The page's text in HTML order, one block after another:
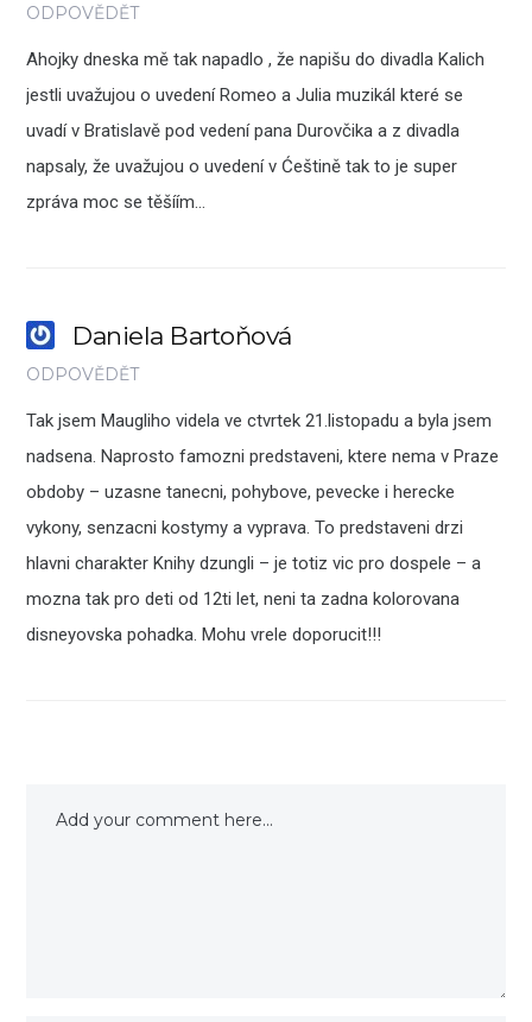
ODPOVĚDĚT
Ahojky dneska mě tak napadlo , že napišu do divadla Kalich
jestli uvažujou o uvedení Romeo a Julia muzikál které se
uvadí v Bratislavě pod vedení pana Durovčika a z divadla
napsaly, že uvažujou o uvedení v Ćeštině tak to je super
zpráva moc se těšíím…
Daniela Bartoňová
ODPOVĚDĚT
Tak jsem Maugliho videla ve ctvrtek 21.listopadu a byla jsem
nadsena. Naprosto famozni predstaveni, ktere nema v Praze
obdoby – uzasne tanecni, pohybove, pevecke i herecke
vykony, senzacni kostymy a vyprava. To predstaveni drzi
hlavni charakter Knihy dzungli – je totiz vic pro dospele – a
mozna tak pro deti od 12ti let, neni ta zadna kolorovana
disneyovska pohadka. Mohu vrele doporucit!!!